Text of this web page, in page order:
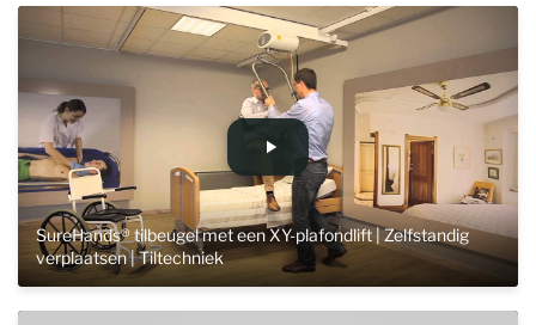
SureHands® tilbeugel met een XY-plafondlift | Zelfstandig
verplaatsen | Tiltechniek